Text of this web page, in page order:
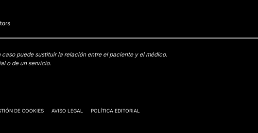
puede sustituir la relación entre el paciente y el médico.
o de un servicio.
DE COOKIES AVISO LEGAL POLÍTICA EDITORIAL